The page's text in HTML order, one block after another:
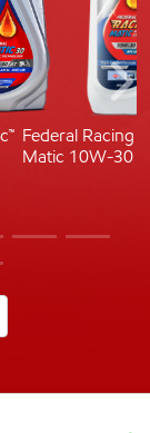
Federal Racing
Matic 10W-30